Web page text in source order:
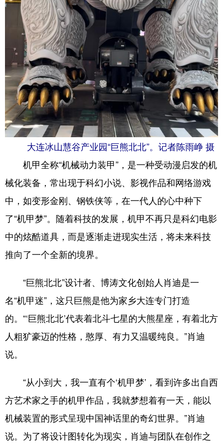
大连冰山慧谷产业园“巨熊北北”。记者陈雨峥 摄
机甲全称“机械动力装甲”，是一种受动漫启发的机
械化装备，常出现于科幻小说、影视作品和网络游戏
中，如变形金刚、钢铁侠等，在一代人的心中种下
了“机甲梦”。随着科技的发展，机甲不再只是科幻电影
中的炫酷道具，而是逐渐走进现实生活，将未来科技
推向了一个全新的境界。
“巨熊北北”设计者、博涛文化创始人肖迪是一
名“机甲迷”，这只巨熊是他为家乡大连专门打造
的。“‘巨熊北北’代表着北斗七星的大熊星座，有着北方
人粗犷豪迈的性格，憨厚、有力又温暖纯良。”肖迪
说。
“从小到大，我一直有个‘机甲梦’，看到许多出自西
方艺术家之手的机甲作品，我就梦想着有一天，能以
机械装置的形式呈现中国神话里的奇幻世界。”肖迪
说。为了将设计图转化为现实，肖迪与团队在创作之